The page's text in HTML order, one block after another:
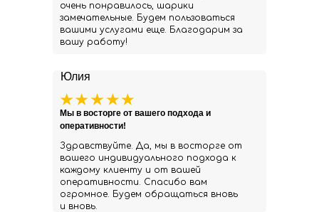
Юлия
Здравствуйте. Да, мы в восторге от
вашего индивидуального подхода к
каждому клиенту и от вашей
оперативности. Спасибо вам
огромное. Будем обращаться вновь
и вновь.
Мы в восторге от вашего подхода и
оперативности!
очень понравилось, шарики
замечательные. Будем пользоваться
вашими услугами еще. Благодарим за
вашу работу!